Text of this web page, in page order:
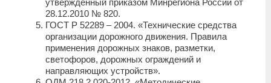
28.12.2010 № 820.
ГОСТ Р 52289 – 2004. «Технические средства
организации дорожного движения. Правила
применения дорожных знаков, разметки,
светофоров, дорожных ограждений и
направляющих устройств».